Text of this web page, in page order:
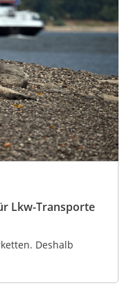
Lkw-Transporte
Deshalb